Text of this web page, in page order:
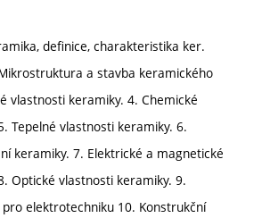
definice, charakteristika ker.
a stavba keramického
vlastnosti keramiky. 4. Chemické
Tepelné vlastnosti keramiky. 6.
keramiky. 7. Elektrické a magnetické
Optické vlastnosti keramiky. 9.
elektrotechniku 10. Konstrukční